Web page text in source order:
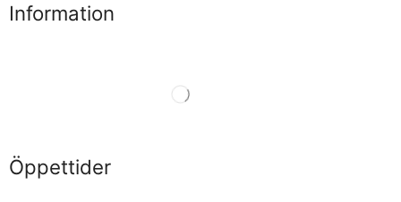
Information
Öppettider